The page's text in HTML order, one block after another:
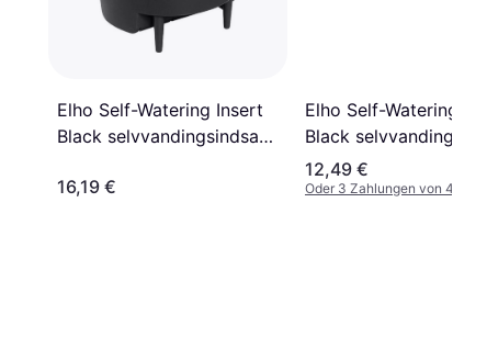
Elho Self-Watering Insert
Black selvvandingsindsats
16,19 €
Elho Self-Watering
Black
∅28cm
12,49 €
Oder 3 Zahlungen von 4,16 €